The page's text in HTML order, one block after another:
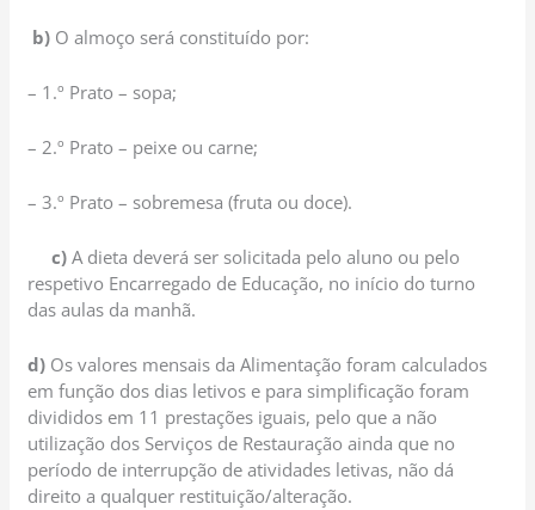
b) O almoço será constituído por:
– 1.º Prato – sopa;
– 2.º Prato – peixe ou carne;
– 3.º Prato – sobremesa (fruta ou doce).
c) A dieta deverá ser solicitada pelo aluno ou pelo
respetivo Encarregado de Educação, no início do turno
das aulas da manhã.
d) Os valores mensais da Alimentação foram calculados
em função dos dias letivos e para simplificação foram
divididos em 11 prestações iguais, pelo que a não
utilização dos Serviços de Restauração ainda que no
período de interrupção de atividades letivas, não dá
direito a qualquer restituição/alteração.